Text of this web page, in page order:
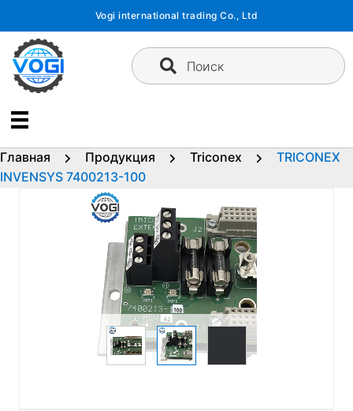
содержимому
Vogi international trading Co., Ltd
Поиск
Главная Продукция Triconex
TRICONEX
INVENSYS 7400213-100